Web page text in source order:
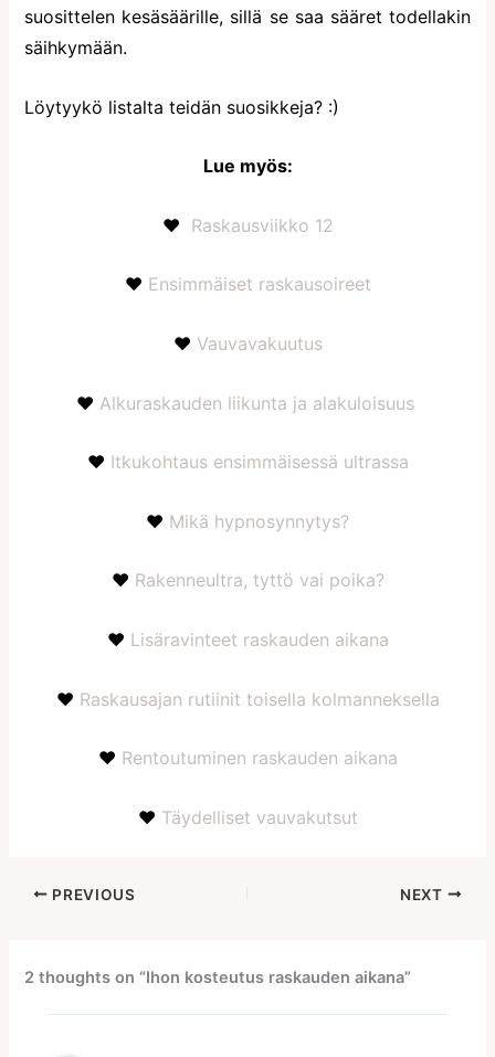
suosittelen kesäsäärille, sillä se saa sääret todellakin
säihkymään.
Löytyykö listalta teidän suosikkeja? :)
Lue myös:
♥ Raskausviikko 12
♥ Ensimmäiset raskausoireet
♥ Vauvavakuutus
♥ Alkuraskauden liikunta ja alakuloisuus
♥ Itkukohtaus ensimmäisessä ultrassa
♥ Mikä hypnosynnytys?
♥ Rakenneultra, tyttö vai poika?
♥ Lisäravinteet raskauden aikana
♥ Raskausajan rutiinit toisella kolmanneksella
♥ Rentoutuminen raskauden aikana
♥ Täydelliset vauvakutsut
PREVIOUS NEXT
2 thoughts on “Ihon kosteutus raskauden aikana”